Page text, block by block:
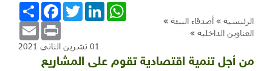
الرئيسية » أصدقاء البيئة »
العناوين الداخلية »
انشر
FacebookTwitterLinkedInWhatsApp
Email Print
01 تشرين الثاني 2021
من أجل تنمية اقتصادية تقوم على المشاريع